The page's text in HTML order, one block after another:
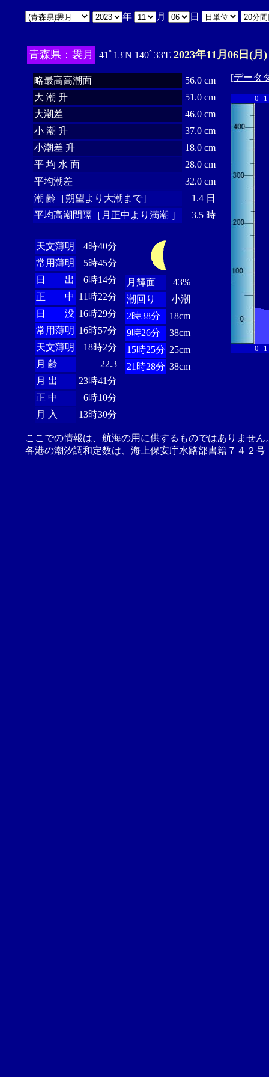
年 月 日
青森県：袰月 41ﾟ13'N 140ﾟ33'E 2023年11月06日(月)
略最高高潮面
56.0 cm
大 潮 升
51.0 cm
大潮差
46.0 cm
小 潮 升
37.0 cm
小潮差 升
18.0 cm
平 均 水 面
28.0 cm
平均潮差
32.0 cm
潮 齢［朔望より大潮まで］
1.4 日
平均高潮間隔［月正中より満潮 ］
3.5 時
天文薄明
4時40分
常用薄明
5時45分
日 出
6時14分
正 中 11時22分
日 没 16時29分
常用薄明 16時57分
天文薄明
18時2分
月 齢
22.3
月 出
23時41分
正 中
6時10分
月 入
13時30分
月輝面
43%
潮回り
小潮
2時38分
18cm
9時26分
38cm
15時25分 25cm
21時28分 38cm
[データ
0 1
0 1
ここでの情報は、航海の用に供するものではありませ
各港の潮汐調和定数は、海上保安庁水路部書籍７４２